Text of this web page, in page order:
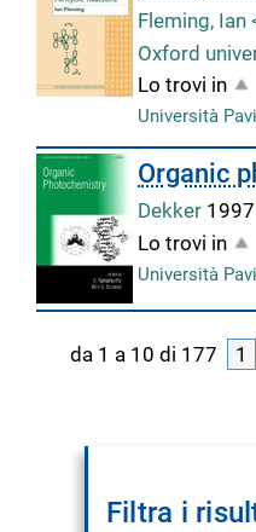
Fleming, Ian
Oxford
Lo trovi in
Università
Organic
Dekker 1997
Lo trovi in
Università
da 1 a 10 di 177 1
Filtra i